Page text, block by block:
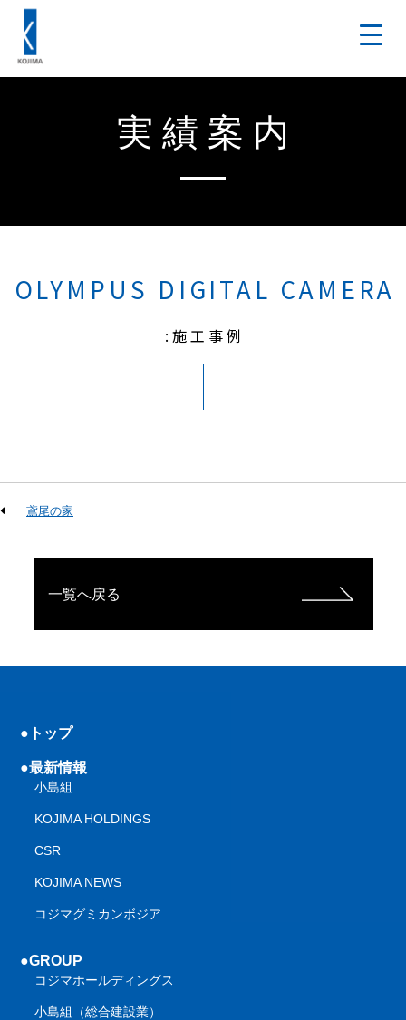
実績案内
OLYMPUS DIGITAL CAMERA
:施工事例
鳶尾の家
一覧へ戻る
●トップ
●最新情報
小島組
KOJIMA HOLDINGS
CSR
KOJIMA NEWS
コジマグミカンボジア
●GROUP
コジマホールディングス
小島組（総合建設業）